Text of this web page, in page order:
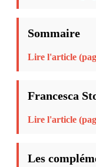
Sommaire
Lire l'article
Francesca
Lire l'article
Les